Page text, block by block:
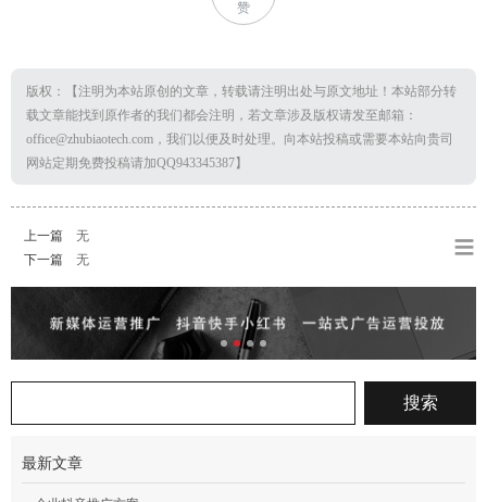
赞
版权：【注明为本站原创的文章，转载请注明出处与原文地址！本站部分转
载文章能找到原作者的我们都会注明，若文章涉及版权请发至邮箱：
office@zhubiaotech.com，我们以便及时处理。向本站投稿或需要本站向贵司
网站定期免费投稿请加QQ943345387】
上一篇
无
下一篇
无
最新文章